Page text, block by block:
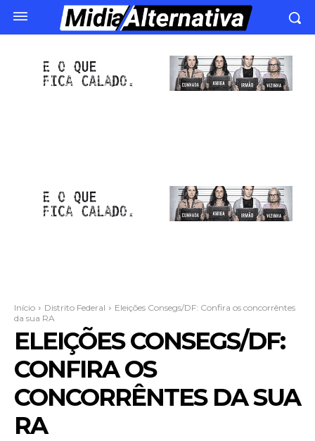
Início Distrito Federal
Eleições Consegs/DF: Confira os concorrêntes
da sua RA
ELEIÇÕES CONSEGS/DF:
CONFIRA OS
CONCORRÊNTES DA SUA
RA